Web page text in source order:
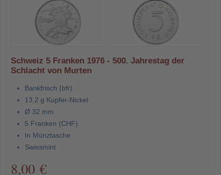
Schweiz 5 Franken 1976 - 500. Jahrestag der
Schlacht von Murten
Bankfrisch (bfr)
13,2 g Kupfer-Nickel
Ø 32 mm
5 Franken (CHF)
In Münztasche
Swissmint
8,00 €